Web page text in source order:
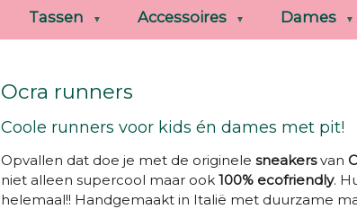
Tassen Accessoires Dames
Ocra runners
Coole runners voor kids én dames met pit!
Opvallen dat doe je met de originele sneakersvan
niet alleen supercool maar ook 100% ecofriendly.
helemaal!! Handgemaakt in Italië met duurzame